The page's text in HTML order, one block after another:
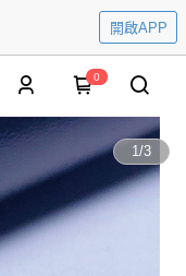
開啟APP
0
1/3